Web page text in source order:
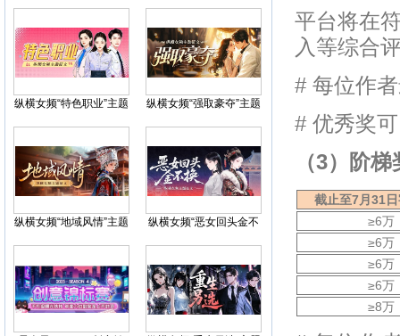
纵横女频“特色职业”主题
纵横女频“强取豪夺”主题
纵横女频“地域风情”主题
纵横女频“恶女回头金不
平台将在
入等综合
# 每位作
# 优秀奖
（3）阶梯
截止至7月31
≥6万
≥6万
≥6万
≥6万
≥8万